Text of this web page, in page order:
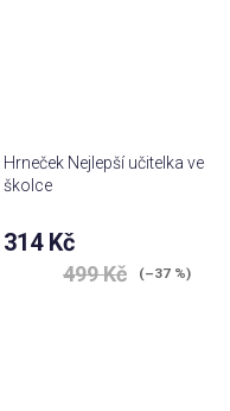
Hrneček Nejlepší učitelka ve
školce
314 Kč
499 Kč (–37 %)